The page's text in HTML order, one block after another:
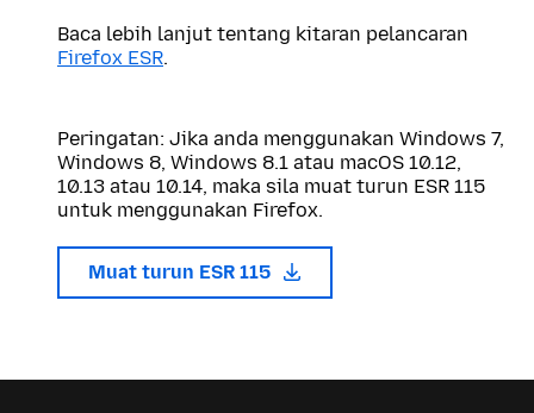
Baca lebih lanjut tentang kitaran pelancaran
Firefox ESR.
Peringatan: Jika anda menggunakan Windows 7,
Windows 8, Windows 8.1 atau macOS 10.12,
10.13 atau 10.14, maka sila muat turun ESR 115
untuk menggunakan Firefox.
Muat turun ESR 115